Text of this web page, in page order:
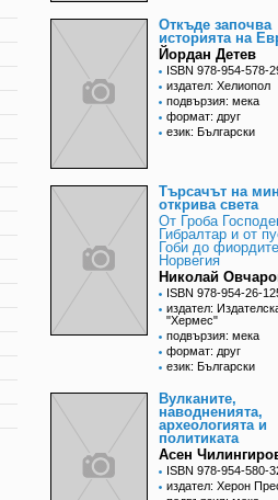
Откъде започва
историята на
Йордан Детев
ISBN 978-954-578-
издател: Хелиопол
подвързия: мека
формат: друг
език: Български
Търсачът на
открива света
От Гроба
Гибралтар и от
Гоби до
Норвегия
Николай
ISBN 978-954-26-
издател:
"Хермес"
подвързия: мека
формат: друг
език: Български
Вулканите,
наводненията,
археологията и
политиката
Асен
ISBN 978-954-580-
издател: Херон